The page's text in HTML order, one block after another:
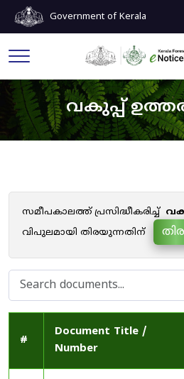
Government of Kerala
വകുപ്പ്
സമീപകാലത്ത് പ്രസിദ്ധീകരിച്ച്
വിപുലമായി തിരയുന്നതിന്
#
Document Title /
Number